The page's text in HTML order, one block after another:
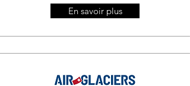
En savoir plus